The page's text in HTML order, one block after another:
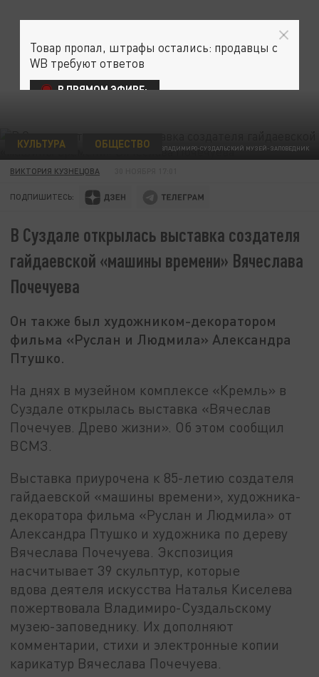
ВЛАДИМИРО-СУЗДАЛЬСКИЙ МУЗЕЙ-ЗАПОВЕДНИК
КУЛЬТУРА ОБЩЕСТВО
ВИКТОРИЯ КУЗНЕЦОВА
ПОДПИШИТЕСЬ:
В Суздале открылась выставка создателя
гайдаевской «машины времени» Вячеслава
Почечуева
Он также был художником-декоратором
фильма «Руслан и Людмила» Александра
Птушко.
На днях в музейном комплексе «Кремль» в
Суздале открылась выставка «Вячеслав
Почечуев. Древо жизни». Об этом сообщил
ВСМЗ.
Выставка приурочена к 85-летию создателя
гайдаевской «машины времени», художника-
декоратора фильма «Руслан и Людмила» от
Александра Птушко и художника по дереву
Вячеслава Почечуева. Экспозиция
насчитывает 39 скульптур, которые
вдова деятеля искусства Наталья Киселева
пожертвовала Владимиро-Суздальскому
музею-заповеднику. Их дополняют
комментарии, стихи и электронные копии
карикатур Вячеслава Почечуева.
Товар пропал, штрафы остались: продавцы с
WB требуют ответов
В ПРЯМОМ ЭФИРЕ: